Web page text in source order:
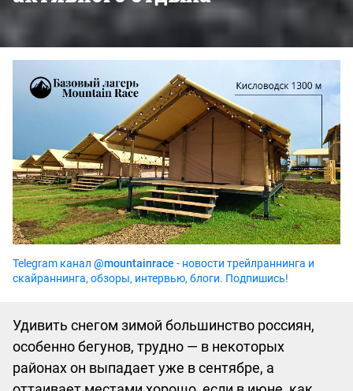
Telegram канал @mountainrace - новости трейлраннинга и
скайраннинга, обзоры, интервью, блоги. Подпишись!
Удивить снегом зимой большинство россиян,
особенно бегунов, трудно — в некоторых
районах он выпадает уже в сентябре, а